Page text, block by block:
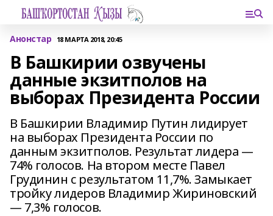
Анонстар 18 МАРТА 2018, 20:45
В Башкирии озвучены
данные экзитполов на
выборах Президента России
В Башкирии Владимир Путин лидирует
на выборах Президента России по
данным экзитполов. Результат лидера —
74% голосов. На втором месте Павел
Грудинин с результатом 11,7%. Замыкает
тройку лидеров Владимир Жириновский
— 7,3% голосов.